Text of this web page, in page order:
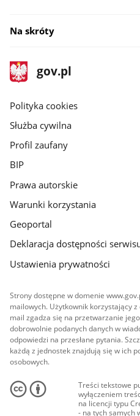
Na skróty
stopka
gov.pl
Strona
gov.pl
gov.pl
Polityka cookies
Służba cywilna
Profil zaufany
BIP
Prawa autorskie
Warunki korzystania
Geoportal
Deklaracja dostępności
Ustawienia prywatności
Strony dostępne w domenie
mailowych. Użytkownik korzystający
mail zgadza się na przetwarzanie
dobrowolnie podanych danych w
odpowiedzi na przesłane pytania.
każdą z jednostek znajdują się w ich
osobowych.
Treści tekstowe
wyłączeniem
na licencji typu
- na tych samych